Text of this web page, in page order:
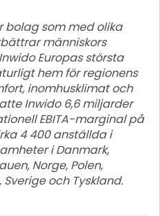
bolag som med olika
människors
Europas största
hem för regionens
inomhusklimat och
Inwido 6,6 miljarder
EBITA-marginal på
4 400 anställda i
i Danmark,
Norge, Polen,
och Tyskland.